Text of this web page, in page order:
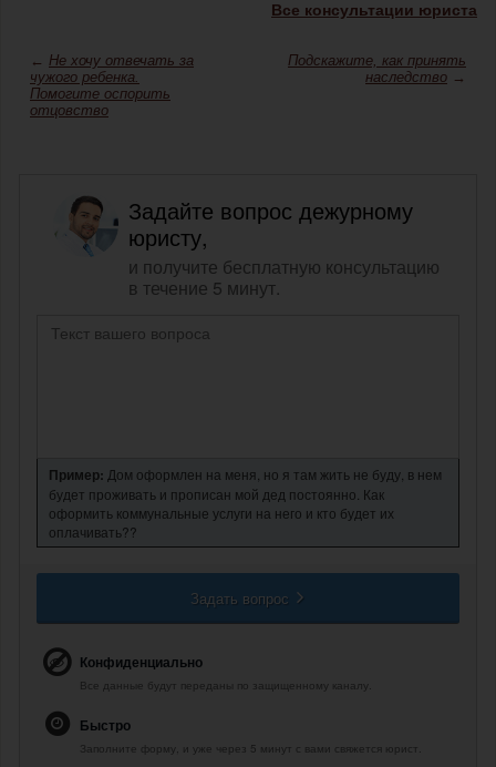
Все консультации юриста
← Не хочу отвечать за
чужого ребенка.
Помогите оспорить
отцовство
Подскажите, как принять
наследство →
Задайте вопрос дежурному
юристу,
и получите бесплатную консультацию
в течение 5 минут.
Пример: Дом оформлен на меня, но я там жить не буду, в нем
будет проживать и прописан мой дед постоянно. Как
оформить коммунальные услуги на него и кто будет их
оплачивать??
Задать вопрос
Конфиденциально
Все данные будут переданы по защищенному каналу.
Быстро
Заполните форму, и уже через 5 минут с вами свяжется юрист.